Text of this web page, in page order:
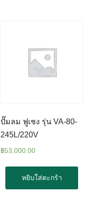
ปั๊มลม ฟูเชง รุ่น VA-80-
245L/220V
฿53,000.00
หยิบใส่ตะกร้า